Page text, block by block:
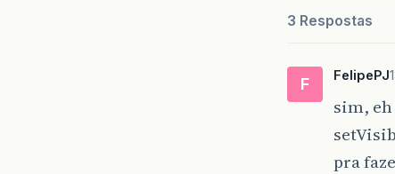
3 Respostas
F FelipePJ
sim,
pra